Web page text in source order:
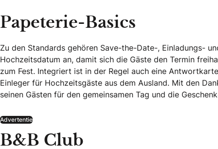
Papeterie-Basics
Zu den Standards gehören Save-the-Date-, Einladungs-
Hochzeitsdatum an, damit sich die Gäste den Termin
zum Fest. Integriert ist in der Regel auch eine
Einleger für Hochzeitsgäste aus dem Ausland. Mit den
seinen Gästen für den gemeinsamen Tag und die
Advertentie
B&B Club